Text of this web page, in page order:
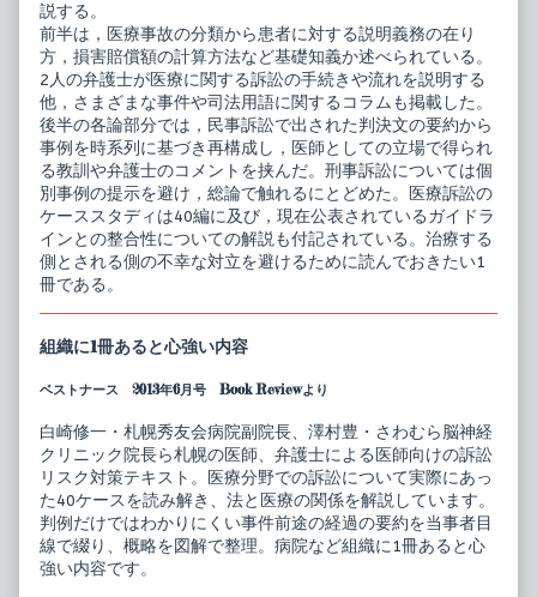
説する。
前半は，医療事故の分類から患者に対する説明義務の在り
方，損害賠償額の計算方法など基礎知義か述べられている。
2人の弁護士が医療に関する訴訟の手続きや流れを説明する
他，さまざまな事件や司法用語に関するコラムも掲載した。
後半の各論部分では，民事訴訟で出された判決文の要約から
事例を時系列に基づき再構成し，医師としての立場で得られ
る教訓や弁護士のコメントを挟んだ。刑事訴訟については個
別事例の提示を避け，総論で触れるにとどめた。医療訴訟の
ケーススタディは40編に及び，現在公表されているガイドラ
インとの整合性についての解説も付記されている。治療する
側とされる側の不幸な対立を避けるために読んでおきたい1
冊である。
組織に1冊あると心強い内容
ベストナース 2013年6月号 Book Reviewより
白崎修一・札幌秀友会病院副院長、澤村豊・さわむら脳神経
クリニック院長ら札幌の医師、弁護士による医師向けの訴訟
リスク対策テキスト。医療分野での訴訟について実際にあっ
た40ケースを読み解き、法と医療の関係を解説しています。
判例だけではわかりにくい事件前途の経過の要約を当事者目
線で綴り、概略を図解で整理。病院など組織に1冊あると心
強い内容です。